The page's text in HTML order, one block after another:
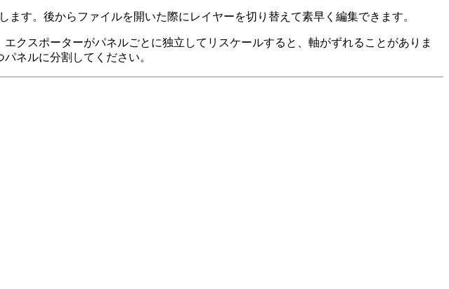
ます。後からファイルを開いた際にレイヤーを切り替えて素早く編集できます。
クスポーターがパネルごとに独立してリスケールすると、軸がずれることがありま
ネルに分割してください。